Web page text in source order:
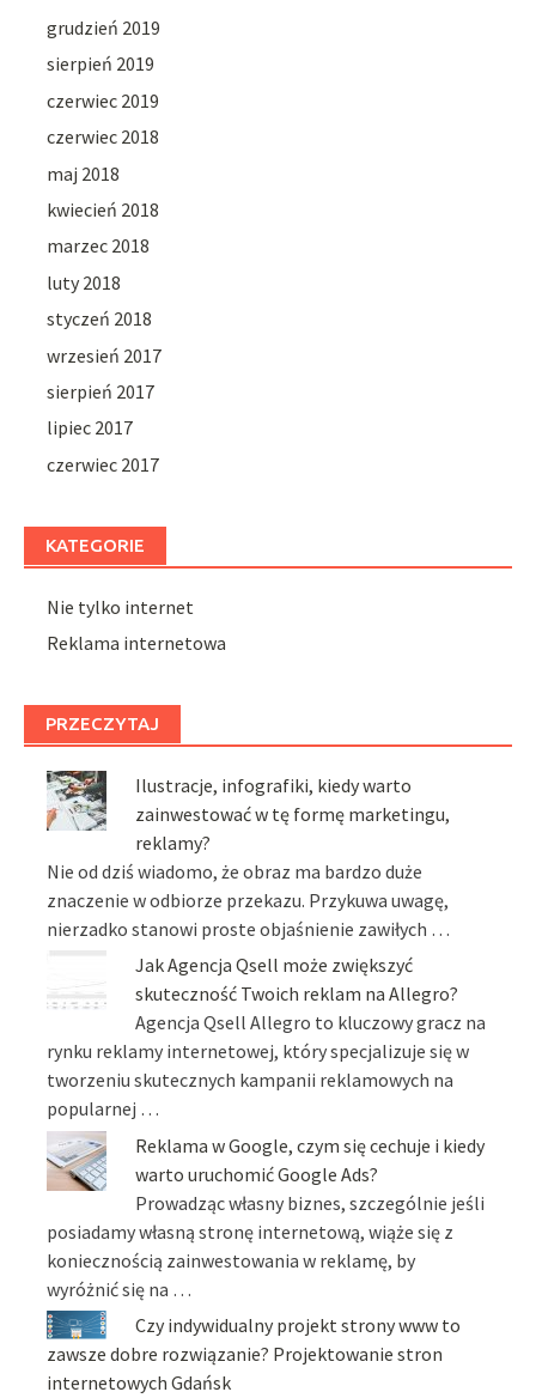
grudzień 2019
sierpień 2019
czerwiec 2019
czerwiec 2018
maj 2018
kwiecień 2018
marzec 2018
luty 2018
styczeń 2018
wrzesień 2017
sierpień 2017
lipiec 2017
czerwiec 2017
KATEGORIE
Nie tylko internet
Reklama internetowa
PRZECZYTAJ
Ilustracje, infografiki, kiedy warto
zainwestować w tę formę marketingu,
reklamy?
Nie od dziś wiadomo, że obraz ma bardzo duże
znaczenie w odbiorze przekazu. Przykuwa uwagę,
nierzadko stanowi proste objaśnienie zawiłych …
Jak Agencja Qsell może zwiększyć
skuteczność Twoich reklam na Allegro?
Agencja Qsell Allegro to kluczowy gracz na
rynku reklamy internetowej, który specjalizuje się w
tworzeniu skutecznych kampanii reklamowych na
popularnej …
Reklama w Google, czym się cechuje i kiedy
warto uruchomić Google Ads?
Prowadząc własny biznes, szczególnie jeśli
posiadamy własną stronę internetową, wiąże się z
koniecznością zainwestowania w reklamę, by
wyróżnić się na …
Czy indywidualny projekt strony www to
zawsze dobre rozwiązanie? Projektowanie stron
internetowych Gdańsk